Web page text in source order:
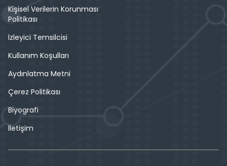
Kişisel Verilerin Korunması
Politikası
İzleyici Temsilcisi
Kullanım Koşulları
Aydınlatma Metni
Çerez Politikası
Biyografi
İletişim